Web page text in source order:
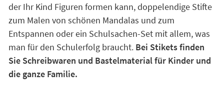
der Ihr Kind Figuren formen kann, doppelendige Stifte
zum Malen von schönen Mandalas und zum
Entspannen oder ein Schulsachen-Set mit allem, was
man für den Schulerfolg braucht. Bei Stikets finden
Sie Schreibwaren und Bastelmaterial für Kinder und
die ganze Familie.